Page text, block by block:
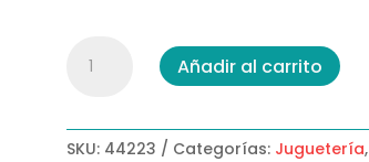
Lanzador
Añadir al carrito
SKU: 44223 Categorías: Juguetería,